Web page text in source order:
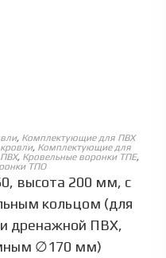
, Комплектующие для ПВХ
, Комплектующие для
, Кровельные воронки ТПЕ,
ТПО
высота 200 мм, с
кольцом (для
дренажной ПВХ,
∅170 мм)